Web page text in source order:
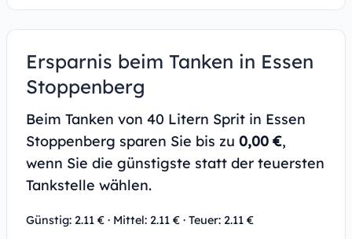
Ersparnis beim Tanken in Essen
Stoppenberg
Beim Tanken von 40 Litern Sprit in Essen
Stoppenberg sparen Sie bis zu 0,00 €,
wenn Sie die günstigste statt der teuersten
Tankstelle wählen.
Günstig: 2.11 € · Mittel: 2.11 € · Teuer: 2.11 €